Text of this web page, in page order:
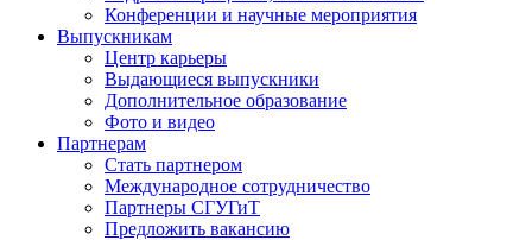
Конференции и научные мероприятия
Выпускникам
Центр карьеры
Выдающиеся выпускники
Дополнительное образование
Фото и видео
Партнерам
Стать партнером
Международное сотрудничество
Партнеры СГУГиТ
Предложить вакансию